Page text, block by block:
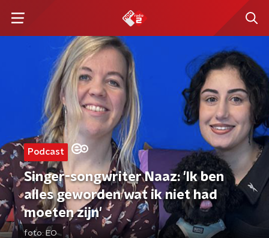
Podcast
Singer-songwriter Naaz: 'Ik ben
alles geworden wat ik niet had
moeten zijn'
foto:EO